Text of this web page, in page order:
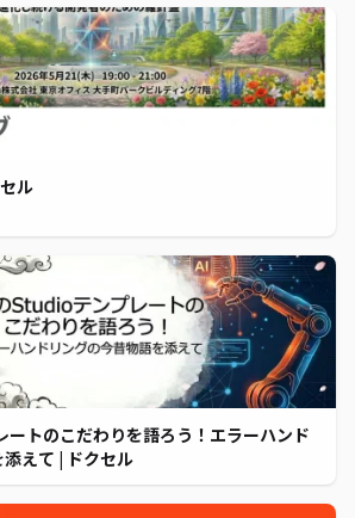
ル
トのこだわりを語ろう！エラーハンド
えて | ドクセル